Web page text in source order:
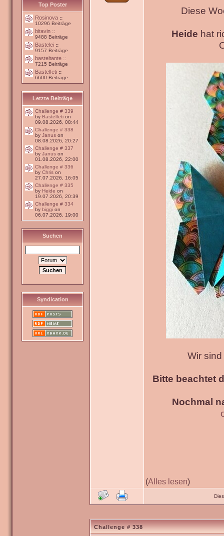
Top Poster
Rosinova ::
10296 Beiträge
bitavin ::
9488 Beiträge
Bastelei ::
9157 Beiträge
basteltante ::
7215 Beiträge
Bastelfeti ::
6600 Beiträge
Letzte Beiträge
Challenge # 339
by Bastelfeti on
09.08.2026, 08:44
Challenge # 338
by Janus on
08.08.2026, 20:27
Challenge # 337
by Janus on
01.08.2026, 22:00
Challenge # 336
by Chris on
27.07.2026, 16:05
Challenge # 335
by Heide on
19.07.2026, 20:39
Challenge # 334
by biggi on
06.07.2026, 19:00
Suchen
Syndication
Diese
Heide hat
Wir
Bitte beachtet
Nochmal
(Alles lesen)
Challenge # 338